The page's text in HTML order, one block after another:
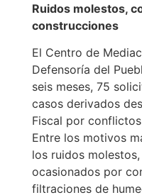
Ruidos molestos,
construcciones
El Centro de
Defensoría del
seis meses, 75
casos derivados
Fiscal por
Entre los motivos
los ruidos
ocasionados por
filtraciones de